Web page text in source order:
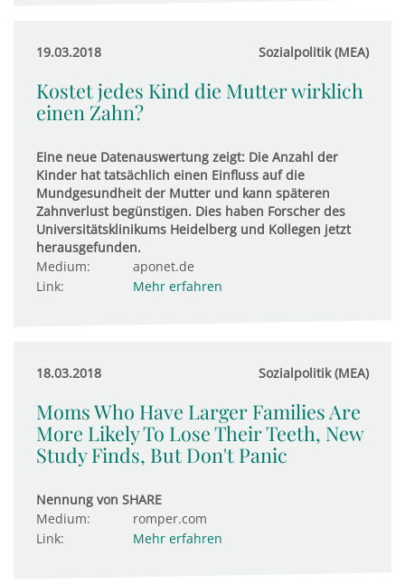
19.03.2018 Sozialpolitik (MEA)
Kostet jedes Kind die Mutter wirklich
einen Zahn?
Eine neue Datenauswertung zeigt: Die Anzahl der
Kinder hat tatsächlich einen Einfluss auf die
Mundgesundheit der Mutter und kann späteren
Zahnverlust begünstigen. Dies haben Forscher des
Universitätsklinikums Heidelberg und Kollegen jetzt
herausgefunden.
Medium:
aponet.de
Link:
Mehr erfahren
18.03.2018 Sozialpolitik (MEA)
Moms Who Have Larger Families Are
More Likely To Lose Their Teeth, New
Study Finds, But Don't Panic
Nennung von SHARE
Medium:
romper.com
Link:
Mehr erfahren